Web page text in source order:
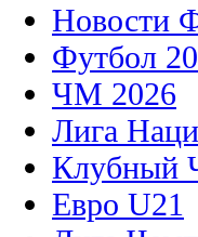
Новости
Футбол
ЧМ 2026
Лига
Клубный
Евро U21